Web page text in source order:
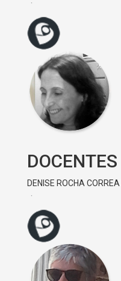
DOCENTES
DENISE ROCHA